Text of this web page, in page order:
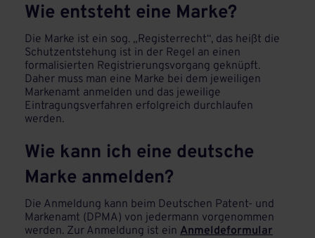
Wie entsteht eine Marke?
Die Marke ist ein sog. „Registerrecht“, das heißt die
Schutzentstehung ist in der Regel an einen
formalisierten Registrierungsvorgang geknüpft.
Daher muss man eine Marke bei dem jeweiligen
Markenamt anmelden und das jeweilige
Eintragungsverfahren erfolgreich durchlaufen
werden.
Wie kann ich eine deutsche
Marke anmelden?
Die Anmeldung kann beim Deutschen Patent- und
Markenamt (DPMA) von jedermann vorgenommen
werden. Zur Anmeldung ist ein Anmeldeformular